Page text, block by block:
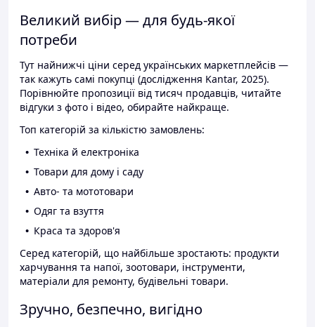
Великий вибір — для будь-якої
потреби
Тут найнижчі ціни серед українських маркетплейсів —
так кажуть самі покупці (дослідження Kantar, 2025).
Порівнюйте пропозиції від тисяч продавців, читайте
відгуки з фото і відео, обирайте найкраще.
Топ категорій за кількістю замовлень:
Техніка й електроніка
Товари для дому і саду
Авто- та мототовари
Одяг та взуття
Краса та здоров'я
Серед категорій, що найбільше зростають: продукти
харчування та напої, зоотовари, інструменти,
матеріали для ремонту, будівельні товари.
Зручно, безпечно, вигідно